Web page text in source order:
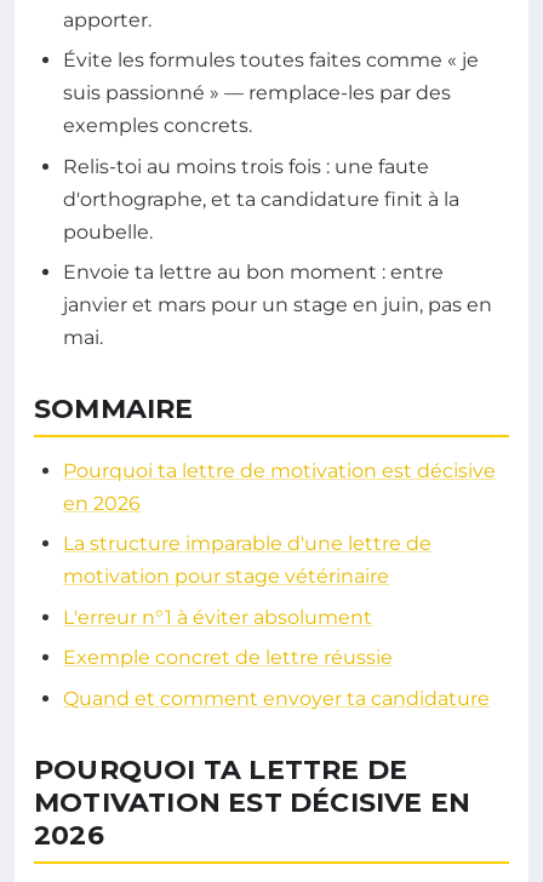
apporter.
Évite les formules toutes faites comme « je
suis passionné » — remplace-les par des
exemples concrets.
Relis-toi au moins trois fois : une faute
d'orthographe, et ta candidature finit à la
poubelle.
Envoie ta lettre au bon moment : entre
janvier et mars pour un stage en juin, pas en
mai.
SOMMAIRE
Pourquoi ta lettre de motivation est décisive
en 2026
La structure imparable d'une lettre de
motivation pour stage vétérinaire
L'erreur n°1 à éviter absolument
Exemple concret de lettre réussie
Quand et comment envoyer ta candidature
POURQUOI TA LETTRE DE
MOTIVATION EST DÉCISIVE EN
2026